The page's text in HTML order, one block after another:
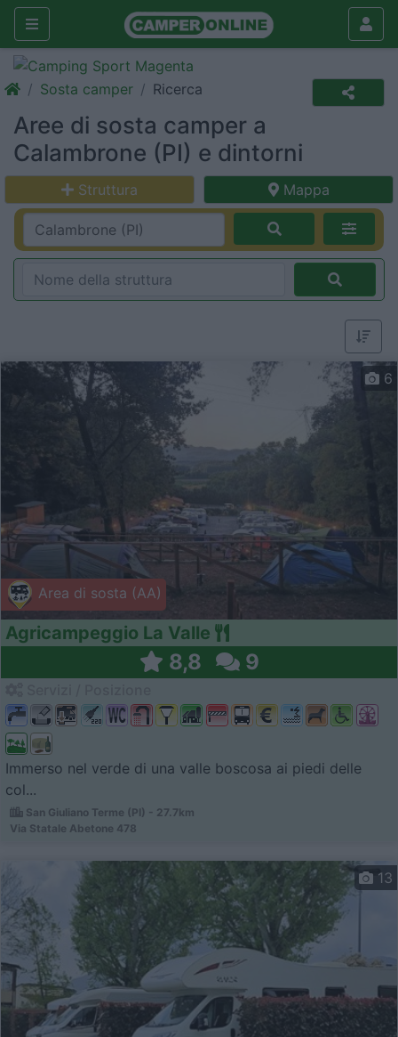
Sosta camper Ricerca
Aree di sosta camper a
Calambrone (PI) e dintorni
Struttura Mappa
Area di sosta (AA)
6
Agricampeggio La Valle
8,8 9
Immerso nel verde di una valle boscosa ai piedi delle
col...
San Giuliano Terme (PI) - 27.7km
Via Statale Abetone 478
13